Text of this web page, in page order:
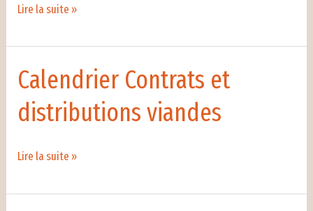
Le
Lire la suite »
Calendrier Contrats et
distributions viandes
Calendrier
et
Lire la suite »